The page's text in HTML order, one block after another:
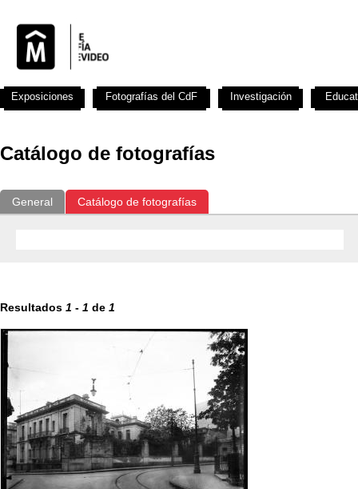
Catálogo de fotografías
General Catálogo de fotografías
Resultados 1 - 1 de 1
Exposiciones Fotografías del CdF Investigación